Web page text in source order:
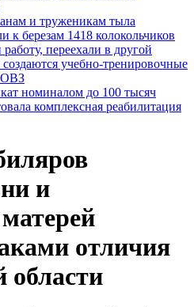
и труженикам тыла
к березам 1418 колокольчиков
переехали в другой
создаются учебно-тренировочные
ОВЗ
номиналом до 100 тысяч
комплексная реабилитация
и
отличия
области